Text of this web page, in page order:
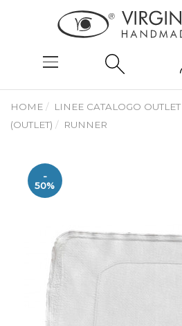
HOME LINEE CATALOGO OUTLET
(OUTLET)
RUNNER
-
50%